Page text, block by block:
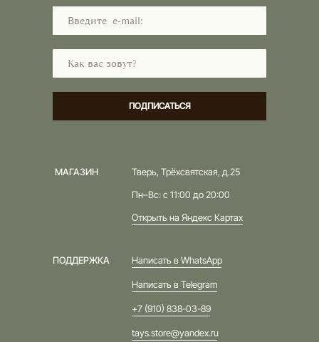
Тверь, Трёхсвятская, д.25
Пн–Вс: с 11:00 до 20:00
Открыть на Яндекс Картах
МАГАЗИН
ПОДДЕРЖКА Написать в WhatsApp
Написать в Telegram
+7 (910) 838-03-89
tays.store@yandex.ru
ПОДПИСАТЬСЯ